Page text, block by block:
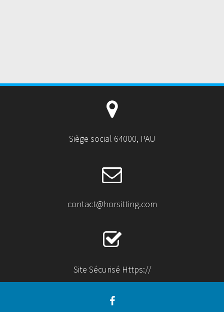
Siège social 64000, PAU
contact@horsitting.com
Site Sécurisé Https://